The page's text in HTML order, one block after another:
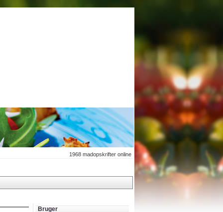
1968 madopskrifter online
Bruger